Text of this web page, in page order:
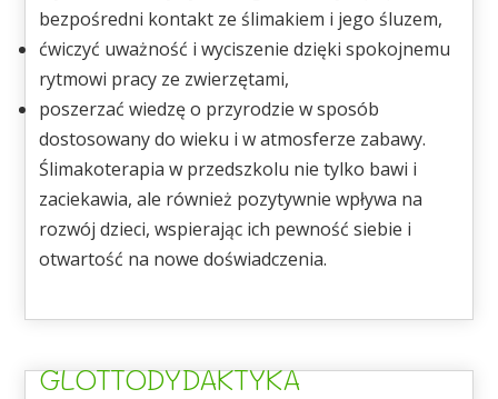
bezpośredni kontakt ze ślimakiem i jego śluzem,
ćwiczyć uważność i wyciszenie dzięki spokojnemu
rytmowi pracy ze zwierzętami,
poszerzać wiedzę o przyrodzie w sposób
dostosowany do wieku i w atmosferze zabawy.
Ślimakoterapia w przedszkolu nie tylko bawi i
zaciekawia, ale również pozytywnie wpływa na
rozwój dzieci, wspierając ich pewność siebie i
otwartość na nowe doświadczenia.
GLOTTODYDAKTYKA